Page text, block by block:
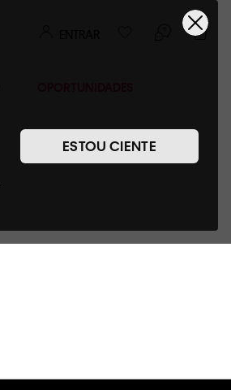
ESTOU CIENTE